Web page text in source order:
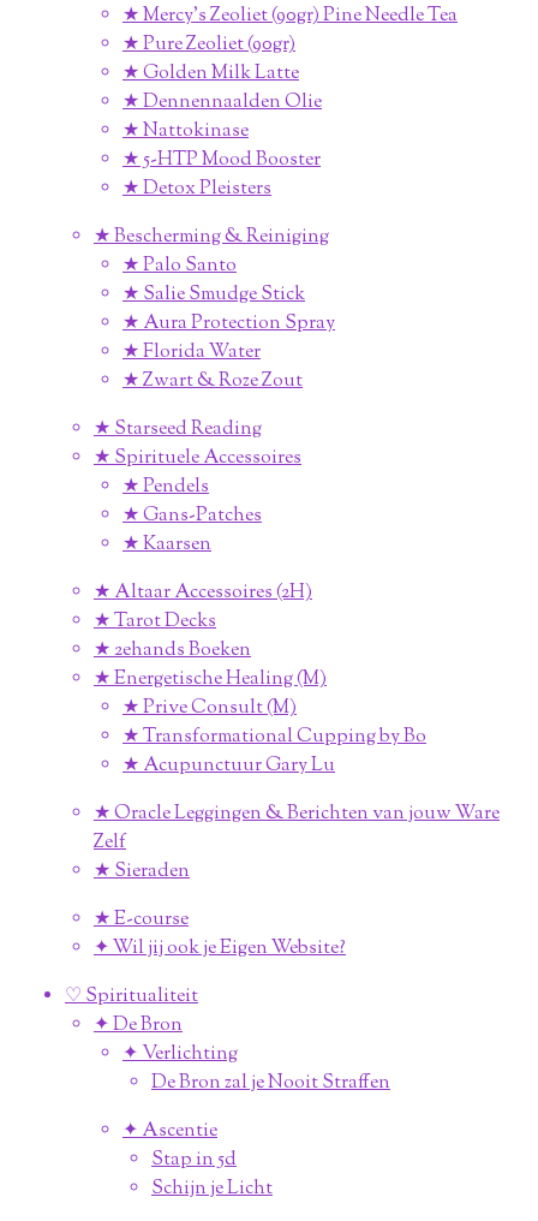
★ Mercy's Zeoliet (90gr) Pine Needle Tea
★ Pure Zeoliet (90gr)
★ Golden Milk Latte
★ Dennennaalden Olie
★ Nattokinase
★ 5-HTP Mood Booster
★ Detox Pleisters
★ Bescherming & Reiniging
★ Palo Santo
★ Salie Smudge Stick
★ Aura Protection Spray
★ Florida Water
★ Zwart & Roze Zout
★ Starseed Reading
★ Spirituele Accessoires
★ Pendels
★ Gans-Patches
★ Kaarsen
★ Altaar Accessoires (2H)
★ Tarot Decks
★ 2ehands Boeken
★ Energetische Healing (M)
★ Prive Consult (M)
★ Transformational Cupping by Bo
★ Acupunctuur Gary Lu
★ Oracle Leggingen & Berichten van jouw Ware
Zelf
★ Sieraden
★ E-course
✦ Wil jij ook je Eigen Website?
♡ Spiritualiteit
✦ De Bron
✦ Verlichting
De Bron zal je Nooit Straffen
✦ Ascentie
Stap in 5d
Schijn je Licht